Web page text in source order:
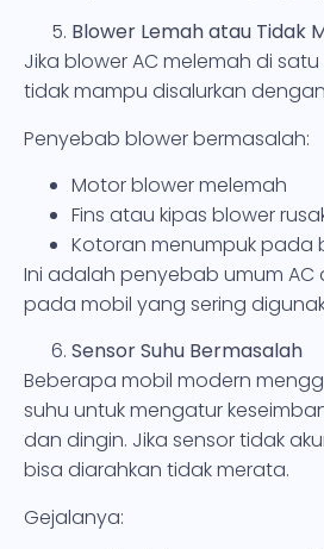
Blower Lemah atau Tidak
Jika blower AC melemah di
tidak mampu disalurkan
Penyebab blower bermasalah:
Motor blower melemah
Fins atau kipas blower
Kotoran menumpuk pada
Ini adalah penyebab umum AC
pada mobil yang sering
Sensor Suhu Bermasalah
Beberapa mobil modern
suhu untuk mengatur
dan dingin. Jika sensor tidak
bisa diarahkan tidak merata.
Gejalanya: